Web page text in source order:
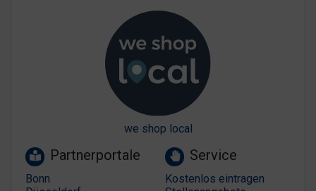
we shop local
Partnerportale
Bonn
Service
Kostenlos eintragen